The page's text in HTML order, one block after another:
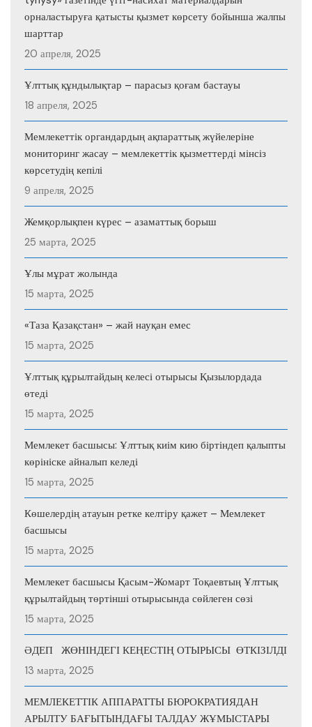
орналастыруға қатысты қызмет көрсету бойынша жалпы
шарттар
20 апреля, 2025
Ұлттық құндылықтар – парасыз қоғам бастауы
18 апреля, 2025
Мемлекеттік органдардың ақпараттық жүйелеріне
мониторинг жасау – мемлекеттік қызметтерді мінсіз
көрсетудің кепілі
9 апреля, 2025
Жемқорлықпен күрес – азаматтық борыш
25 марта, 2025
Ұлы мұрат жолында
15 марта, 2025
«Таза Қазақстан» – жай науқан емес
15 марта, 2025
Ұлттық құрылтайдың келесі отырысы Қызылордада
өтеді
15 марта, 2025
Мемлекет басшысы: Ұлттық киім кию біртіндеп қалыпты
көрініске айналып келеді
15 марта, 2025
Көшелердің атауын ретке келтіру қажет – Мемлекет
басшысы
15 марта, 2025
Мемлекет басшысы Қасым-Жомарт Тоқаевтың Ұлттық
құрылтайдың төртінші отырысында сөйлеген сөзі
15 марта, 2025
ӘДЕП ЖӨНІНДЕГІ КЕҢЕСТІҢ ОТЫРЫСЫ ӨТКІЗІЛДІ
13 марта, 2025
МЕМЛЕКЕТТІК АППАРАТТЫ БЮРОКРАТИЯДАН
АРЫЛТУ БАҒЫТЫНДАҒЫ ТАЛДАУ ЖҰМЫСТАРЫ